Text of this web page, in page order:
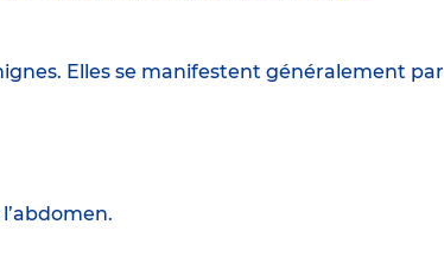
Elles se manifestent généralement par